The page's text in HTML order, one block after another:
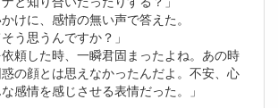
けに、感情の無い声で答えた。
う思うんですか？」
依頼した時、一瞬君固まったよね。あの時
の顔とは思えなかったんだよ。不安、心
感情を感じさせる表情だった。」